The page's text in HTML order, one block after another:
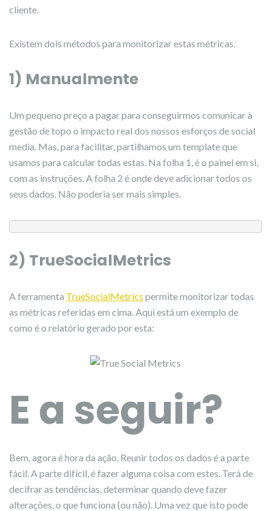
cliente.
Existem dois métodos para monitorizar estas métricas.
1) Manualmente
Um pequeno preço a pagar para conseguirmos comunicar à
gestão de topo o impacto real dos nossos esforços de social
media. Mas, para facilitar, partilhamos um template que
usamos para calcular todas estas. Na folha 1, é o painel em si,
com as instruções. A folha 2 é onde deve adicionar todos os
seus dados. Não poderia ser mais simples.
2) TrueSocialMetrics
A ferramenta TrueSocialMetrics permite monitorizar todas
as métricas referidas em cima. Aqui está um exemplo de
como é o relatório gerado por esta:
E a seguir?
Bem, agora é hora da ação. Reunir todos os dados é a parte
fácil. A parte difícil, é fazer alguma coisa com estes. Terá de
decifrar as tendências, determinar quando deve fazer
alterações, o que funciona (ou não). Uma vez que isto pode